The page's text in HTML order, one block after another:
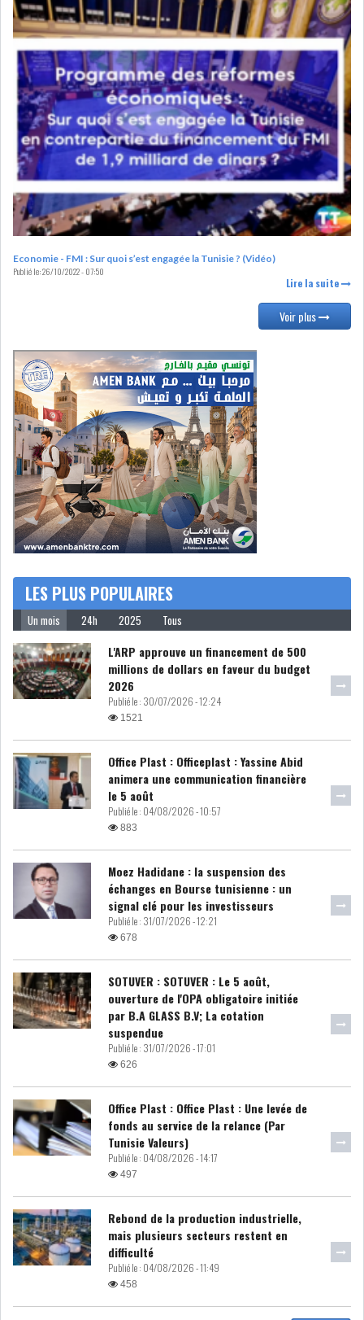
ALGÉRIE MAROC
LIBYE MAURITANIE
MAURITANIE : MATTEL LANCE
SA SOLUTION DE...
ATTIJARIWAFA BANK : LA
MAGHREB VA VERS...
TRANSITION VERTE AU
MAGHREB : ENTRE OPPO...
INTERNATIONAL
MENA AFRIQUE DU NORD
USA & CANADA
SUBSAHARIENNE
EUROPE ASIE
AMÉRIQUE LATINE
LES PRIX ALIMENTAIRES
MONDIAUX AU PLUS H...
SOUS LES 80 DOLL...
DANS UNE ÈRE DE FAIBLE
INTERVIEWS
Economie - FMI : Sur quoi s’est engagée la Tunisie ? (Vidéo)
Publié le:26/10/2022 - 07:50
Lire la suite
Voir plus
LES PLUS POPULAIRES
Un mois 24h 2025 Tous
L'ARP approuve un financement de 500
millions de dollars en faveur du budget
2026
Publié le : 30/07/2026 - 12:24
1521
Office Plast : Officeplast : Yassine Abid
animera une communication financière
le 5 août
Publié le : 04/08/2026 - 10:57
883
Moez Hadidane : la suspension des
échanges en Bourse tunisienne : un
signal clé pour les investisseurs
Publié le : 31/07/2026 - 12:21
678
SOTUVER : SOTUVER : Le 5 août,
ouverture de l'OPA obligatoire initiée
par B.A GLASS B.V; La cotation
suspendue
Publié le : 31/07/2026 - 17:01
626
Office Plast : Office Plast : Une levée de
fonds au service de la relance (Par
Tunisie Valeurs)
Publié le : 04/08/2026 - 14:17
497
Rebond de la production industrielle,
mais plusieurs secteurs restent en
difficulté
Publié le : 04/08/2026 - 11:49
458